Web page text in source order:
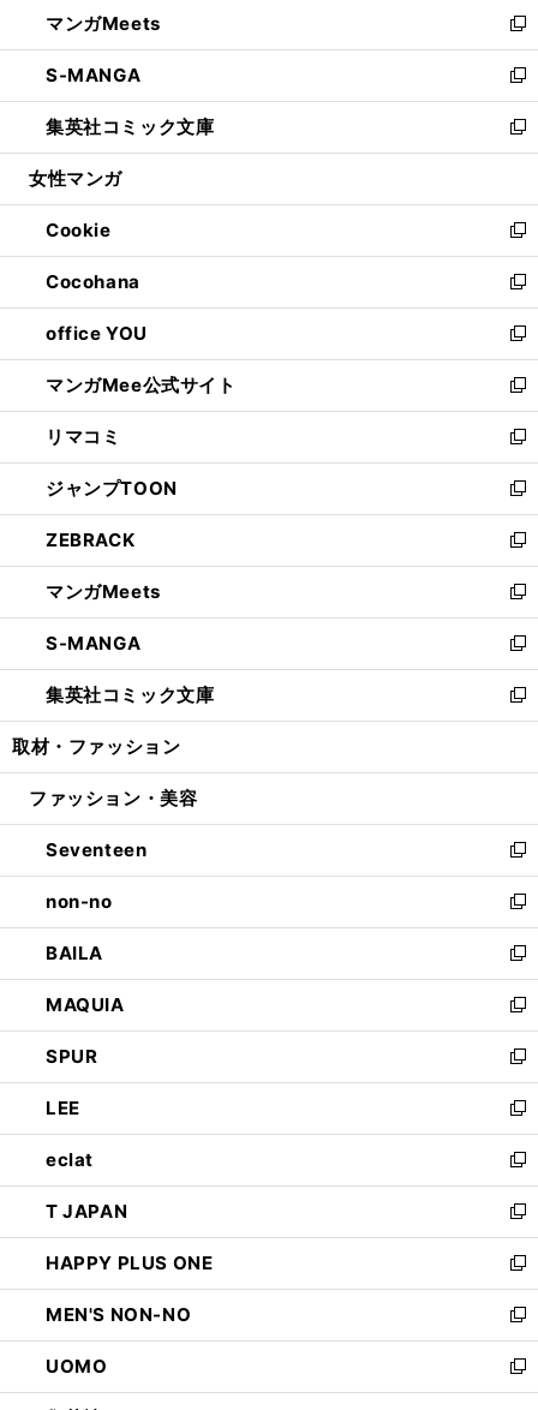
く
で
開
く
ド
ウ
で
開
く
ィ
ン
ド
ウ
で
開
い
ウ
ィ
ン
ド
ウ
開
く
マンガMeets
新
し
い
ウ
ィ
ン
ウ
で
開
く
S-MANGA
新
し
い
ウ
ン
ド
ウ
で
開
く
集英社コミック文庫
新
し
ウ
ィ
ン
ド
ウ
で
開
く
女性マンガ
Cookie
新
し
い
ウ
ィ
ン
ド
ウ
で
開
く
Cocohana
新
し
い
ウ
ィ
ン
ド
ウ
で
開
く
office YOU
新
し
い
ウ
ィ
ン
ド
ウ
で
開
く
マンガMee公式サイト
新
し
い
ウ
ィ
ン
ド
ウ
で
開
く
リマコミ
新
し
い
ウ
ィ
ン
ド
ウ
で
開
く
ジャンプTOON
新
し
い
ウ
ィ
ン
ド
ウ
で
開
ZEBRACK
新
し
い
ウ
ィ
ン
ド
ウ
開
マンガMeets
新
し
い
ウ
ィ
ン
ウ
開
く
S-MANGA
新
し
い
ウ
ン
ウ
で
開
く
集英社コミック文庫
新
し
ウ
ン
ド
ウ
で
開
く
取材・ファッション
ファッション・美容
Seventeen
新
し
い
ウ
ィ
ン
ド
ウ
で
開
く
non-no
新
し
い
ウ
ィ
ン
ド
ウ
で
開
く
BAILA
新
し
い
ウ
ィ
ン
ド
ウ
で
開
く
MAQUIA
新
し
い
ウ
ィ
ン
ド
ウ
で
開
く
SPUR
新
し
い
ウ
ィ
ン
ド
ウ
で
開
く
LEE
新
し
い
ウ
ィ
ン
ド
ウ
で
開
く
eclat
新
し
い
ウ
ィ
ン
ド
ウ
で
開
T JAPAN
新
し
い
ウ
ィ
ン
ド
ウ
HAPPY PLUS ONE
新
し
い
ウ
ィ
ン
MEN'S NON-NO
新
し
い
ウ
UOMO
新
し